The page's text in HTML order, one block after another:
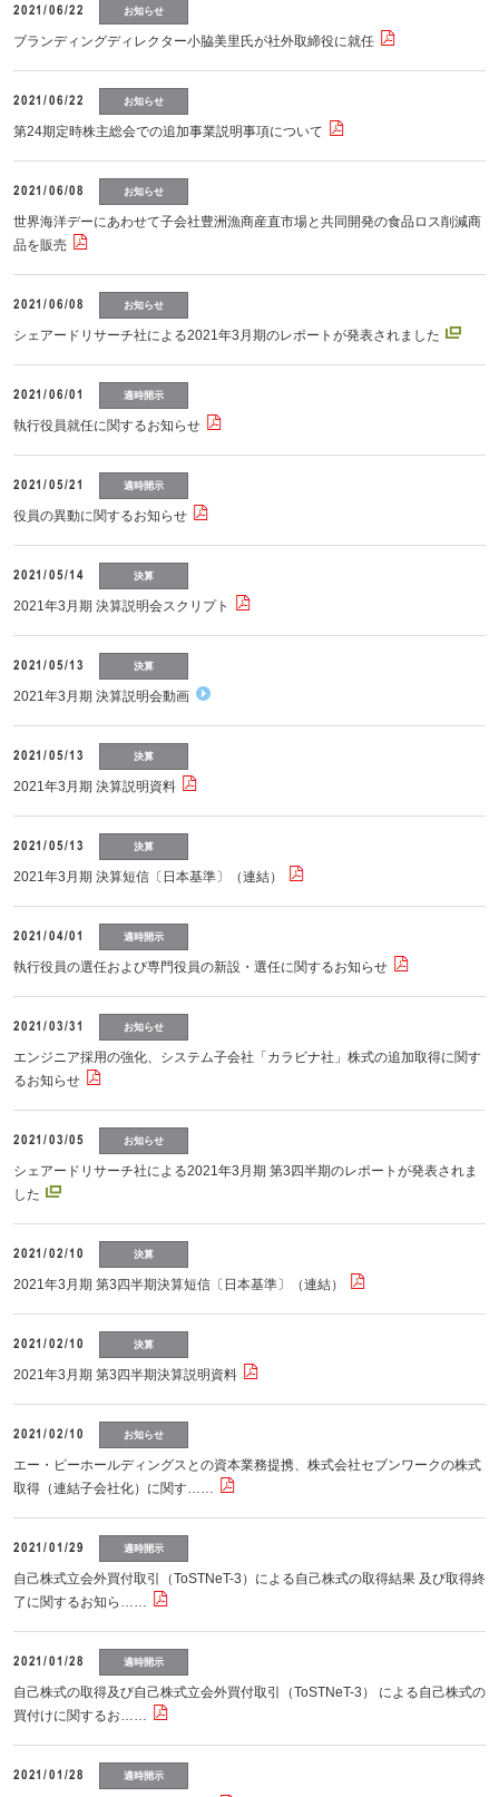
2021/06/22 お知らせ
ブランディングディレクター小脇美里氏が社外取締役に就任
2021/06/22 お知らせ
第24期定時株主総会での追加事業説明事項について
2021/06/08 お知らせ
世界海洋デーにあわせて子会社豊洲漁商産直市場と共同開発の食品ロス削減商
品を販売
2021/06/08 お知らせ
シェアードリサーチ社による2021年3月期のレポートが発表されました
2021/06/01 適時開示
執行役員就任に関するお知らせ
2021/05/21 適時開示
役員の異動に関するお知らせ
2021/05/14 決算
2021年3月期 決算説明会スクリプト
2021/05/13 決算
2021年3月期 決算説明会動画
2021/05/13 決算
2021年3月期 決算説明資料
2021/05/13 決算
2021年3月期 決算短信〔日本基準〕（連結）
2021/04/01 適時開示
執行役員の選任および専門役員の新設・選任に関するお知らせ
2021/03/31 お知らせ
エンジニア採⽤の強化、システム⼦会社「カラビナ社」株式の追加取得に関す
るお知らせ
2021/03/05 お知らせ
シェアードリサーチ社による2021年3月期 第3四半期のレポートが発表されま
した
2021/02/10 決算
2021年3月期 第3四半期決算短信〔日本基準〕（連結）
2021/02/10 決算
2021年3月期 第3四半期決算説明資料
2021/02/10 お知らせ
エー・ピーホールディングスとの資本業務提携、株式会社セブンワークの株式
取得（連結子会社化）に関す……
2021/01/29 適時開示
自己株式立会外買付取引（ToSTNeT-3）による自己株式の取得結果 及び取得終
了に関するお知ら……
2021/01/28 適時開示
自己株式の取得及び自己株式立会外買付取引（ToSTNeT-3） による自己株式の
買付けに関するお……
2021/01/28 適時開示